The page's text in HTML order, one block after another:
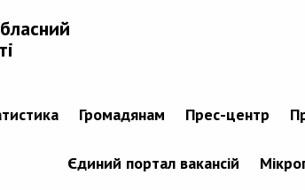
Громадянам Прес-центр
Єдиний портал вакансій